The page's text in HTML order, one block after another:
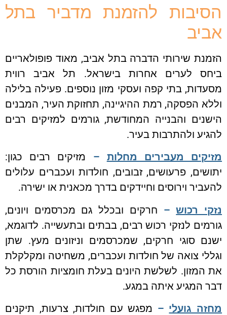
הסיבות להזמנת מדביר בתל
אביב
הזמנת שירותי הדברה בתל אביב, מאוד פופולאריים
ביחס לערים אחרות בישראל. תל אביב רווית
מסעדות, בתי קפה ועסקי מזון נוספים. פעילה בלילה
וללא הפסקה, רמת ההיגיינה, תחזוקת העיר, המבנים
הישנים והבנייה המחודשת, גורמים למזיקים רבים
להגיע ולהתרבות בעיר.
מזיקים מעבירים מחלות – מזיקים רבים כגון:
יתושים, פרעושים, זבובים, חולדות ועכברים עלולים
להעביר וירוסים וחיידקים בדרך מכאנית או ישירה.
נזקי רכוש– חרקים ובכלל גם מכרסמים ויונים,
גורמים לנזקי רכוש רבים, בבתים ובתעשייה. לדוגמא,
ישנם סוגי חרקים, שמכרסמים וניזונים מעץ. שתן
וגללי צואה של חולדות ועכברים, משחיטה ומקלקלת
את המזון. לשלשת היונים בעלת חומציות הורסת כל
דבר המגיע איתה במגע.
מחזה גועלי – מפגש עם חולדות, צרעות, תיקנים